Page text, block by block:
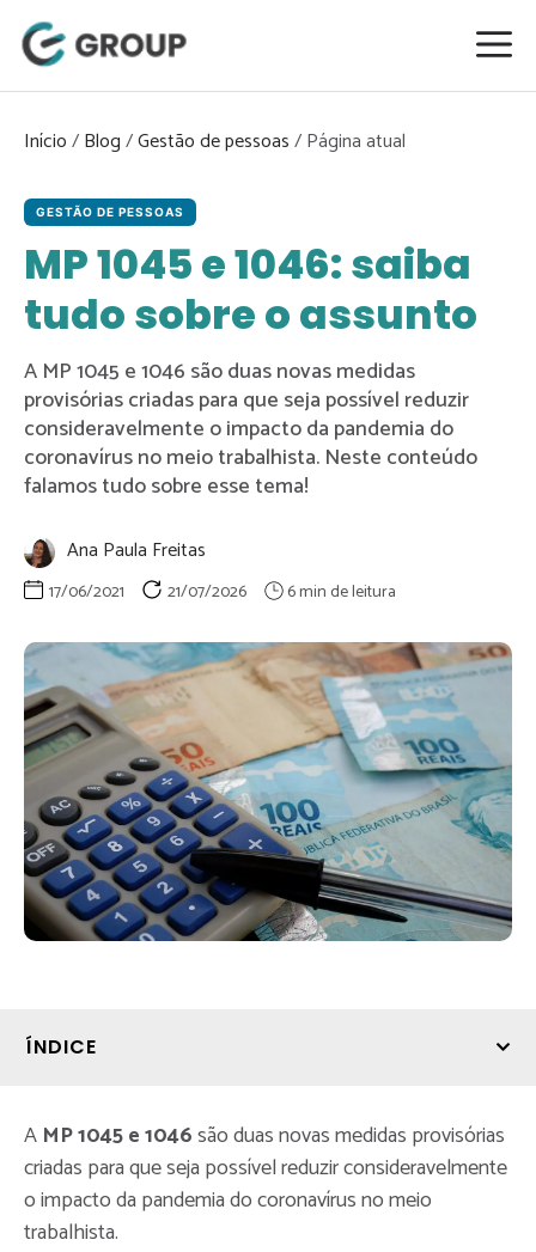
para
conteúdo
Início/Blog/Gestão de pessoas/
GESTÃO DE PESSOAS
MP 1045 e 1046: saiba
tudo sobre o assunto
A MP 1045 e 1046 são duas novas medidas
provisórias criadas para que seja possível reduzir
consideravelmente o impacto da pandemia do
coronavírus no meio trabalhista. Neste conteúdo
falamos tudo sobre esse tema!
Ana Paula Freitas
17/06/2021 21/07/2026
ÍNDICE
A MP 1045 e 1046são duas novas medidas provisórias
criadas para que seja possível reduzir consideravelmente
o impacto da pandemia do coronavírus no meio
trabalhista.